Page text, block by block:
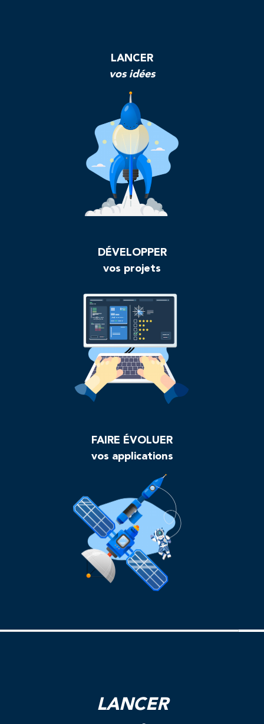
LANCER
vos idées
DÉVELOPPER
vos projets
FAIRE ÉVOLUER
vos applications
LANCER